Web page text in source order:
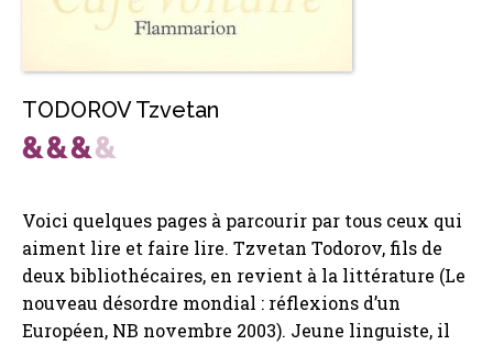
TODOROV Tzvetan
Voici quelques pages à parcourir par tous ceux qui
aiment lire et faire lire. Tzvetan Todorov, fils de
deux bibliothécaires, en revient à la littérature (Le
nouveau désordre mondial : réflexions d’un
Européen, NB novembre 2003). Jeune linguiste, il